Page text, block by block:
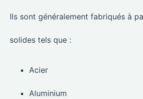
Ils sont généralement fabriqués à
solides tels que :
Acier
Aluminium